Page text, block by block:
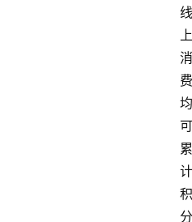
线
上
消
费
均
可
累
计
积
分